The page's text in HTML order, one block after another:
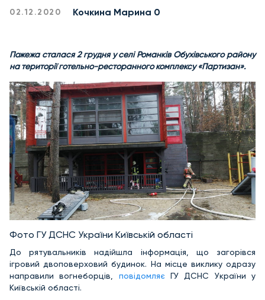
02.12.2020 Кочкина Марина 0
Пожежа сталася 2 грудня у селі Романків Обухівського району
на території готельно-ресторанного комплексу «Партизан».
Фото ГУ ДСНС України Київській області
До рятувальників надійшла інформація, що загорівся
ігровий двоповерховий будинок. На місце виклику одразу
направили вогнеборців, повідомляєГУ ДСНС України у
Київській області.